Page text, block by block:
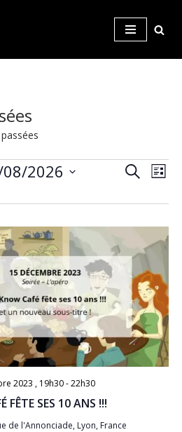
et
de
vues
Recherche
Liste
2026
FÊTE SES 10 ANS !!!
2023 , 19h30-22h30
de l'Annonciade, Lyon, France